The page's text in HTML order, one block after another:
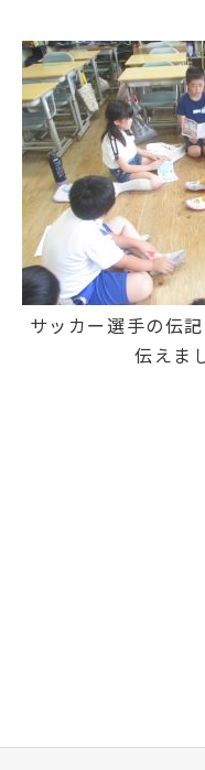
サッカー選手の伝
伝えま